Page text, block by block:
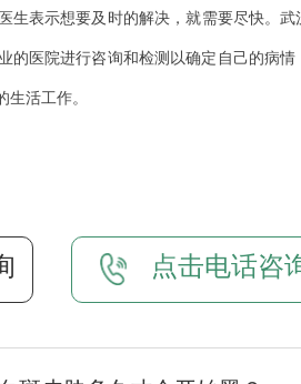
医生表示想要及时的解决，就需要尽快。武
的医院进行咨询和检测以确定自己的病情
活工作。
点击电话咨